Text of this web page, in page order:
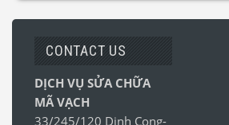
CONTACT US
DỊCH VỤ SỬA CHỮA
MÃ VẠCH
33/245/120 Dinh Cong-